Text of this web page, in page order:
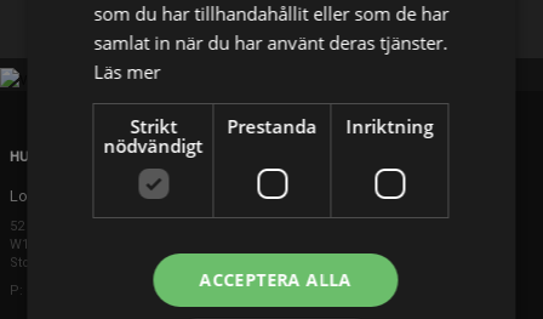
HUVUDKONTOR
London
52 Brook Street
W1K 5DS London
Storbritannien
P: +44 203 608 8181
som du har tillhandahållit eller som de har
samlat in när du har använt deras tjänster.
Läs mer
Strikt
nödvändigt
Prestanda Inriktning
ACCEPTERA ALLA